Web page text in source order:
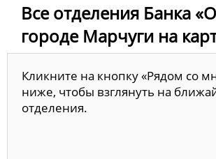
Все отделения Банка
городе Марчуги на
Кликните на кнопку «Рядом со
ниже, чтобы взглянуть на
отделения.